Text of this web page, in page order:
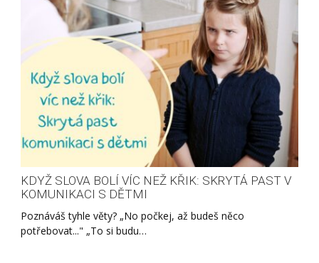
KDYŽ SLOVA BOLÍ VÍC NEŽ KŘIK: SKRYTÁ PAST V
KOMUNIKACI S DĚTMI
Poznáváš tyhle věty? „No počkej, až budeš něco
potřebovat..." „To si budu…